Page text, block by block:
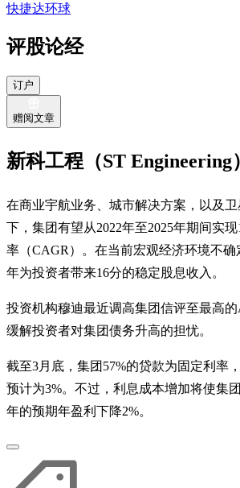
快捷达环球
评股论经
订户
赠阅文章
新科工程（ST Engineering）
在商业宇航业务、城市解决方案，以及
下，集团有望从2022年至2025年期间实
率（CAGR）。在当前宏观经济环境不
年为投资者带来16分的稳定股息收入。
投资机构穆迪最近调高集团信评至最高
缓解投资者对集团债务升高的担忧。
截至3月底，集团57%的贷款为固定利率
预计为3%。不过，利息成本增加将使集
年的预期年盈利下降2%。